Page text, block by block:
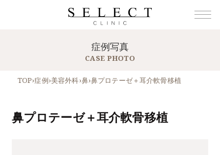
症例写真
CASE PHOTO
TOP›症例›美容外科›鼻›鼻プロテーゼ＋耳介軟骨移植
鼻プロテーゼ＋耳介軟骨移植